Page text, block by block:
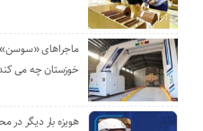
ماجراهای «سوسن»
خوزستان چه می
هویزه بار دیگر در